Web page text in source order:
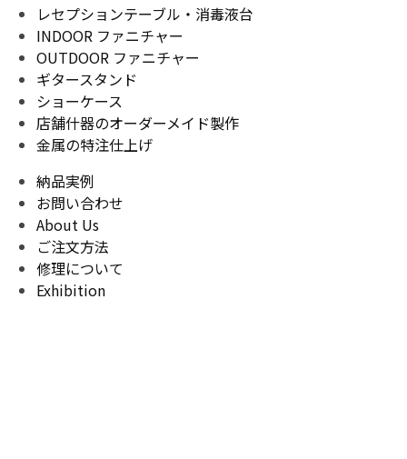
レセプションテーブル・消毒液台
INDOOR ファニチャー
OUTDOOR ファニチャー
ギタースタンド
ショーケース
店舗什器のオーダーメイド製作
金属の特注仕上げ
納品実例
お問い合わせ
About Us
ご注文方法
修理について
Exhibition